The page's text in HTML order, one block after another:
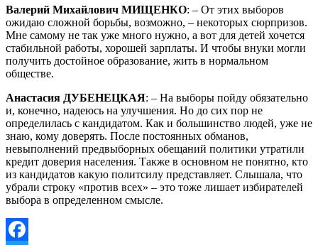
Валерий Михайлович МИЩЕНКО: – От этих выборов
ожидаю сложной борьбы, возможно, – некоторых сюрпризов.
Мне самому не так уже много нужно, а вот для детей хочется
стабильной работы, хорошей зарплаты. И чтобы внуки могли
получить достойное образование, жить в нормальном
обществе.
Анастасия ДУБЕНЕЦКАЯ: – На выборы пойду обязательно
и, конечно, надеюсь на улучшения. Но до сих пор не
определилась с кандидатом. Как и большинство людей, уже не
знаю, кому доверять. После постоянных обманов,
невыполнений предвыборных обещаний политики утратили
кредит доверия населения. Также в основном не понятно, кто
из кандидатов какую политсилу представляет. Слышала, что
убрали строку «против всех» – это тоже лишает избирателей
выбора в определенном смысле.